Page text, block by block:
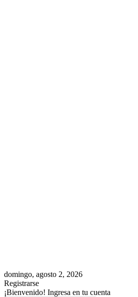
domingo, agosto 2, 2026
Registrarse
¡Bienvenido! Ingresa en tu cuenta